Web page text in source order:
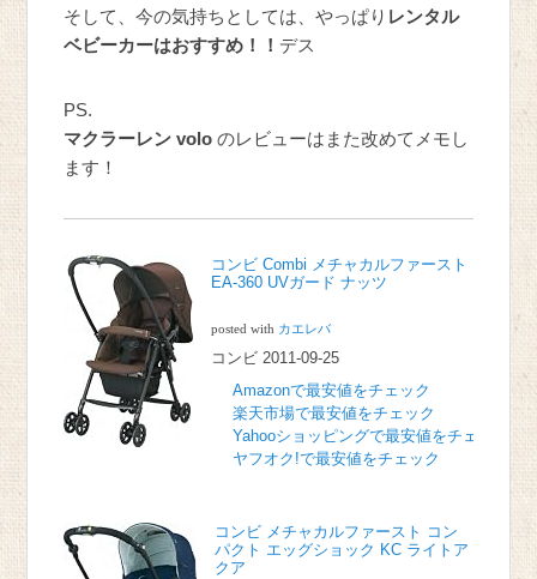
そして、今の気持ちとしては、やっぱり レンタル
ベビーカーはおすすめ！！ デス
PS.
マクラーレン voloのレビューはまた改めてメモし
ます！
コンビ Combi メチャカルファースト
EA-360 UVガード ナッツ
posted with カエレバ
コンビ 2011-09-25
Amazonで最安値をチェック
楽天市場で最安値をチェック
Yahooショッピングで最安値をチェック
ヤフオク!で最安値をチェック
コンビ メチャカルファースト コン
パクト エッグショック KC ライトア
クア